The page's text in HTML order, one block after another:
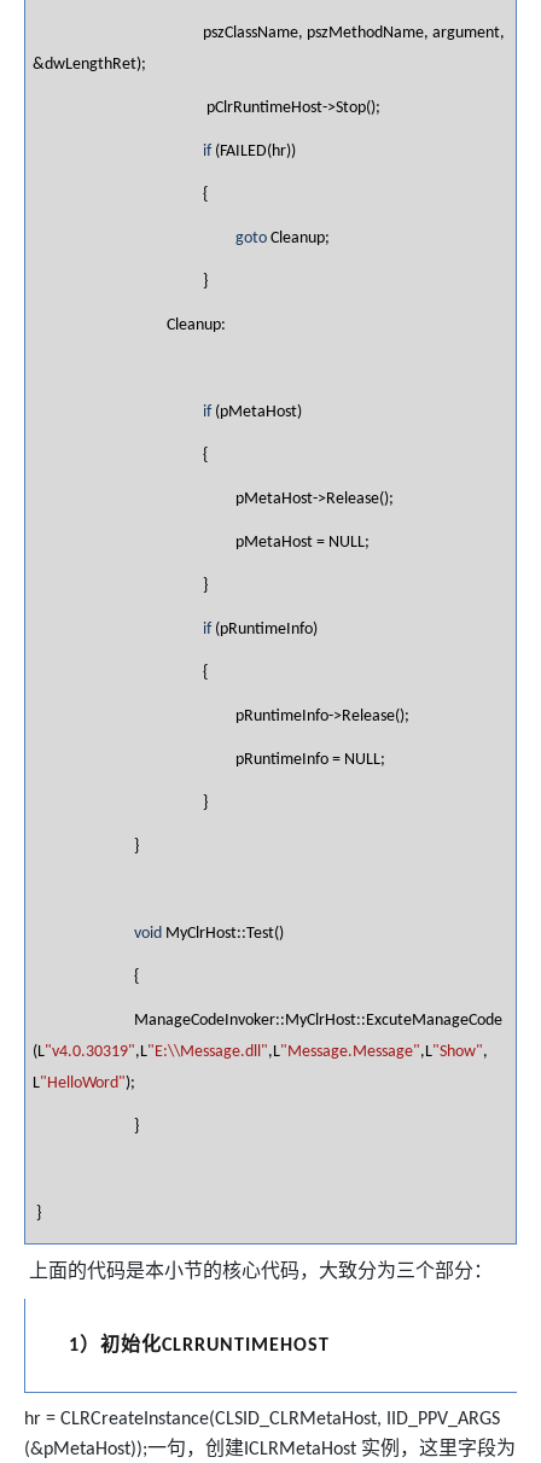
pszClassName, pszMethodName, argument,
&dwLengthRet);
pClrRuntimeHost->Stop();
if(FAILED(hr))
{
gotoCleanup;
}
Cleanup:
if(pMetaHost)
{
pMetaHost->Release();
pMetaHost = NULL;
}
if(pRuntimeInfo)
{
pRuntimeInfo->Release();
pRuntimeInfo = NULL;
}
}
void MyClrHost::Test()
{
ManageCodeInvoker::MyClrHost::ExcuteManageCode
(L"v4.0.30319",L"E:\\Message.dll",L"Message.Message",L"Show",
L"HelloWord");
}
}
上面的代码是本小节的核心代码，大致分为三个部分：
1）初始化CLRRUNTIMEHOST
hr = CLRCreateInstance(CLSID_CLRMetaHost, IID_PPV_ARGS
(&pMetaHost));一句，创建 ICLRMetaHost 实例，这里字段为